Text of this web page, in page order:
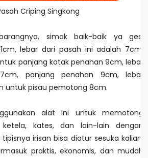
Criping Singkong
simak baik-baik ya ges.
lebar dari pasah ini adalah 7cm,
panjang kotak penahan 9cm, lebar
panjang penahan 9cm, lebar
untuk pisau pemotong 8cm.
alat ini untuk memotong
kates, dan lain-lain dengan
irisan bisa diatur sesuka kalian.
praktis, ekonomis, dan mudah